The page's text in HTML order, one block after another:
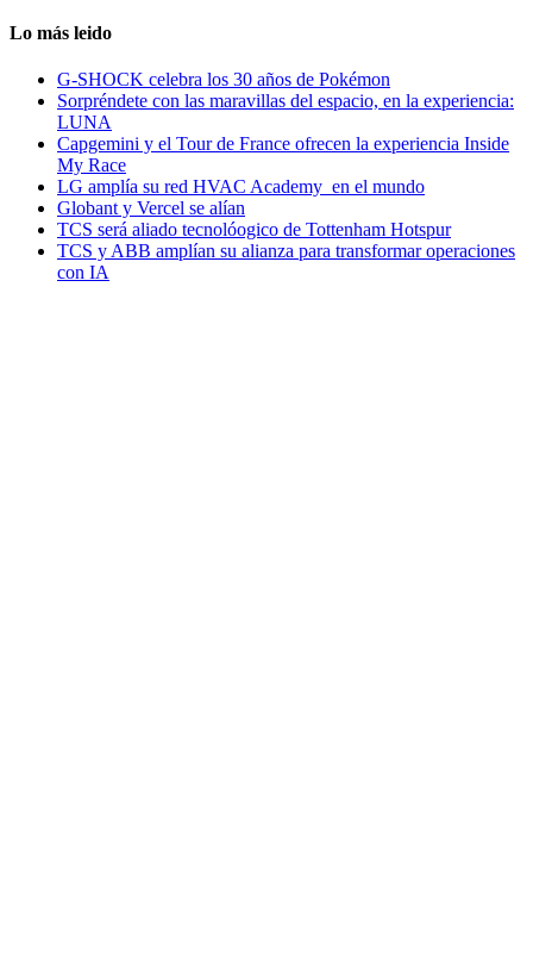
Lo más leido
G-SHOCK celebra los 30 años de Pokémon
Sorpréndete con las maravillas del espacio, en la experiencia:
LUNA
Capgemini y el Tour de France ofrecen la experiencia Inside
My Race
LG amplía su red HVAC Academy en el mundo
Globant y Vercel se alían
TCS será aliado tecnolóogico de Tottenham Hotspur
TCS y ABB amplían su alianza para transformar operaciones
con IA